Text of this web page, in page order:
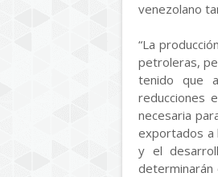
venezolano
“La
petroleras,
tenido que
reducciones
necesaria
exportados a
y el
determinarán